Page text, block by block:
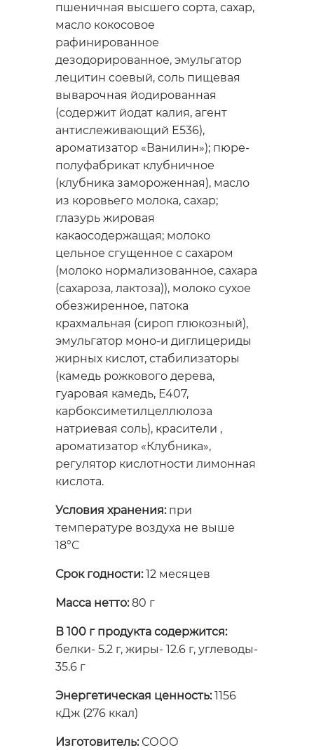
пшеничная высшего сорта, сахар,
масло кокосовое
рафинированное
дезодорированное, эмульгатор
лецитин соевый, соль пищевая
выварочная йодированная
(содержит йодат калия, агент
антислеживающий Е536),
ароматизатор «Ванилин»); пюре-
полуфабрикат клубничное
(клубника замороженная), масло
из коровьего молока, сахар;
глазурь жировая
какаосодержащая; молоко
цельное сгущенное с сахаром
(молоко нормализованное, сахара
(сахароза, лактоза)), молоко сухое
обезжиренное, патока
крахмальная (сироп глюкозный),
эмульгатор моно-и диглицериды
жирных кислот, стабилизаторы
(камедь рожкового дерева,
гуаровая камедь, Е407,
карбоксиметилцеллюлоза
натриевая соль), красители ,
ароматизатор «Клубника»,
регулятор кислотности лимонная
кислота.
Условия хранения:при
температуре воздуха не выше
18°C
Срок годности:12 месяцев
Масса нетто:80 г
В 100 г продукта содержится:
белки- 5.2 г, жиры- 12.6 г, углеводы-
35.6 г
Энергетическая ценность:1156
кДж (276 ккал)
Изготовитель:СООО